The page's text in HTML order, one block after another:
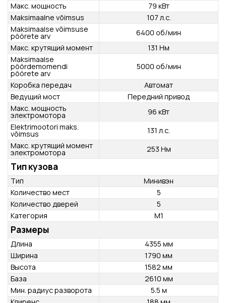
Количество цилиндров
Рабочий объем
1498 см³
Макс. мощность
79 кВт
Maksimaalne võimsus
107 л.с.
Maksimaalse võimsuse
pöörete arv
6400 об/мин
Макс. крутящий момент
131 Нм
Maksimaalse
pöördemomendi
pöörete arv
5000 об/мин
Коробка передач Автомат
Ведущий мост
Передний привод
Макс. мощность
электромотора
96 кВт
Elektrimootori maks.
võimsus
Макс. крутящий момент
электромотора
Тип кузова
Тип
Количество мест
5
Количество дверей
5
Категория
M1
Размеры
Длина
4355 мм